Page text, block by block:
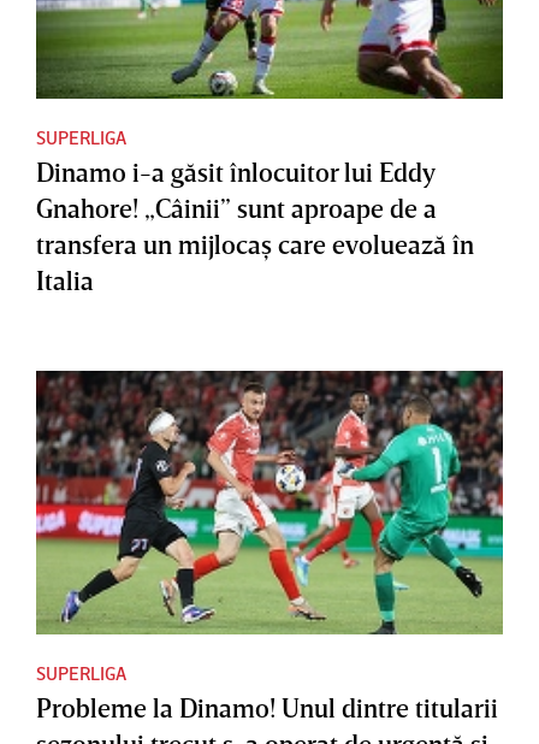
SUPERLIGA
Dinamo i-a găsit înlocuitor lui Eddy
Gnahore! „Câinii” sunt aproape de a
transfera un mijlocaş care evoluează în
Italia
SUPERLIGA
Probleme la Dinamo! Unul dintre titularii